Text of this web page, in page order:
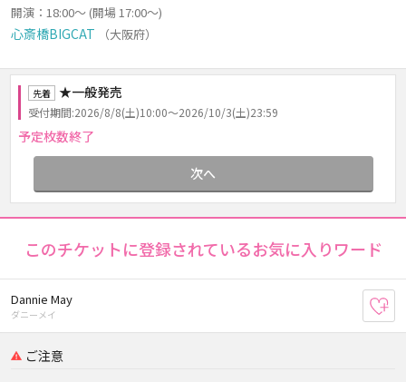
開演：18:00～ (開場 17:00～)
心斎橋BIGCAT （大阪府）
先着 ★一般発売
受付期間:2026/8/8(土)10:00～2026/10/3(土)23:59
予定枚数終了
次へ
このチケットに登録されているお気に入りワード
Dannie May
ダニーメイ
ご注意